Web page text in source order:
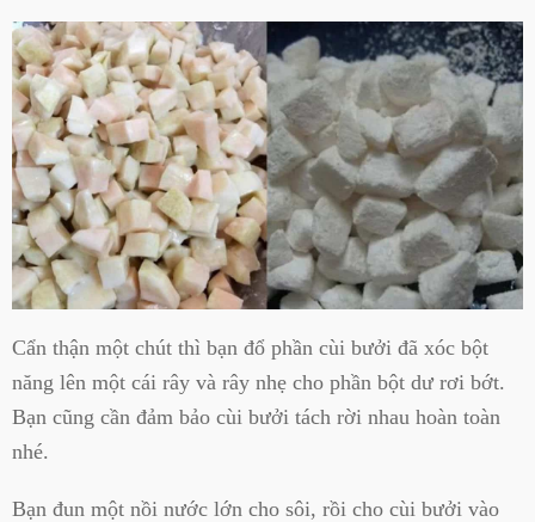
Cẩn thận một chút thì bạn đổ phần cùi bưởi đã xóc bột
năng lên một cái rây và rây nhẹ cho phần bột dư rơi bớt.
Bạn cũng cần đảm bảo cùi bưởi tách rời nhau hoàn toàn
nhé.
Bạn đun một nồi nước lớn cho sôi, rồi cho cùi bưởi vào